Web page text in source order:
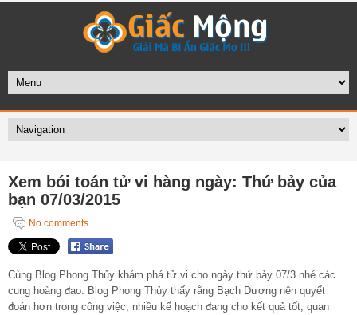
Xem bói toán tử vi hàng ngày: Thứ bảy của
bạn 07/03/2015
No comments
Cùng Blog Phong Thủy khám phá tử vi cho ngày thứ bảy 07/3 nhé các
cung hoàng đạo. Blog Phong Thủy thấy rằng Bạch Dương nên quyết
đoán hơn trong công việc, nhiều kế hoạch đang cho kết quả tốt, quan